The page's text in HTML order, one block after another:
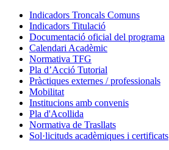
Indicadors Troncals Comuns
Indicadors Titulació
Documentació oficial del programa
Calendari Acadèmic
Normativa TFG
Pla d’Acció Tutorial
Pràctiques externes / professionals
Mobilitat
Institucions amb convenis
Pla d'Acollida
Normativa de Trasllats
Sol·licituds acadèmiques i certificats